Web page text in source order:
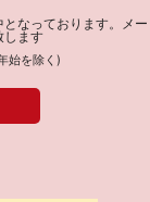
なっております。メー
します
始を除く)